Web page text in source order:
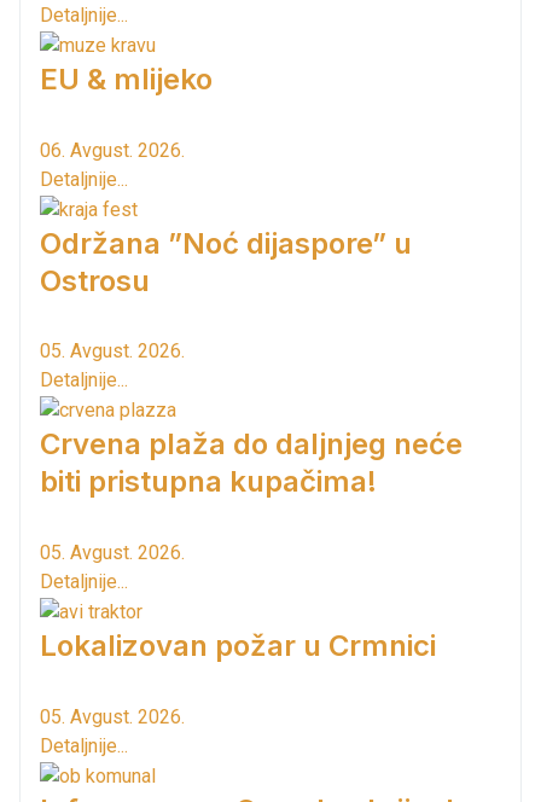
Detaljnije...
EU & mlijeko
06. Avgust. 2026.
Detaljnije...
Održana ”Noć dijaspore” u
Ostrosu
05. Avgust. 2026.
Detaljnije...
Crvena plaža do daljnjeg neće
biti pristupna kupačima!
05. Avgust. 2026.
Detaljnije...
Lokalizovan požar u Crmnici
05. Avgust. 2026.
Detaljnije...